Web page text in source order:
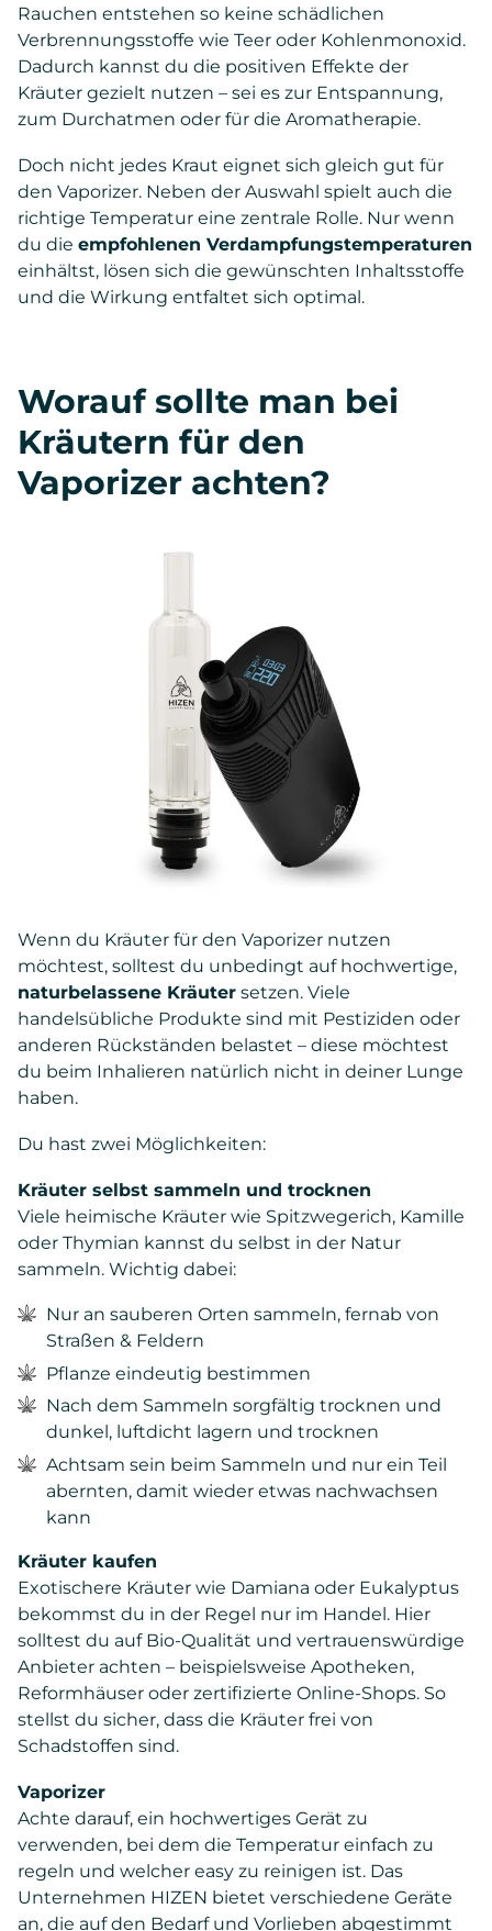
Rauchen entstehen so keine schädlichen
Verbrennungsstoffe wie Teer oder Kohlenmonoxid.
Dadurch kannst du die positiven Effekte der
Kräuter gezielt nutzen – sei es zur Entspannung,
zum Durchatmen oder für die Aromatherapie.
Doch nicht jedes Kraut eignet sich gleich gut für
den Vaporizer. Neben der Auswahl spielt auch die
richtige Temperatur eine zentrale Rolle. Nur wenn
du die empfohlenen Verdampfungstemperaturen
einhältst, lösen sich die gewünschten Inhaltsstoffe
und die Wirkung entfaltet sich optimal.
Worauf sollte man bei
Kräutern für den
Vaporizer achten?
Wenn du Kräuter für den Vaporizer nutzen
möchtest, solltest du unbedingt auf hochwertige,
naturbelassene Kräuter setzen. Viele
handelsübliche Produkte sind mit Pestiziden oder
anderen Rückständen belastet – diese möchtest
du beim Inhalieren natürlich nicht in deiner Lunge
haben.
Du hast zwei Möglichkeiten:
Kräuter selbst sammeln und trocknen
Viele heimische Kräuter wie Spitzwegerich, Kamille
oder Thymian kannst du selbst in der Natur
sammeln. Wichtig dabei:
Nur an sauberen Orten sammeln, fernab von
Straßen & Feldern
Pflanze eindeutig bestimmen
Nach dem Sammeln sorgfältig trocknen und
dunkel, luftdicht lagern und trocknen
Achtsam sein beim Sammeln und nur ein Teil
abernten, damit wieder etwas nachwachsen
kann
Kräuter kaufen
Exotischere Kräuter wie Damiana oder Eukalyptus
bekommst du in der Regel nur im Handel. Hier
solltest du auf Bio-Qualität und vertrauenswürdige
Anbieter achten – beispielsweise Apotheken,
Reformhäuser oder zertifizierte Online-Shops. So
stellst du sicher, dass die Kräuter frei von
Schadstoffen sind.
Vaporizer
Achte darauf, ein hochwertiges Gerät zu
verwenden, bei dem die Temperatur einfach zu
regeln und welcher easy zu reinigen ist. Das
Unternehmen HIZEN bietet verschiedene Geräte
an, die auf den Bedarf und Vorlieben abgestimmt